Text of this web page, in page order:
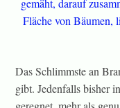
Das Schlimmste an
gibt. Jedenfalls bisher